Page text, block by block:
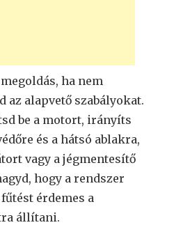
ha nem
az alapvető szabályokat.
be a motort, irányíts
és a hátsó ablakra,
vagy a jégmentesítő
hogy a rendszer
érdemes a
állítani.